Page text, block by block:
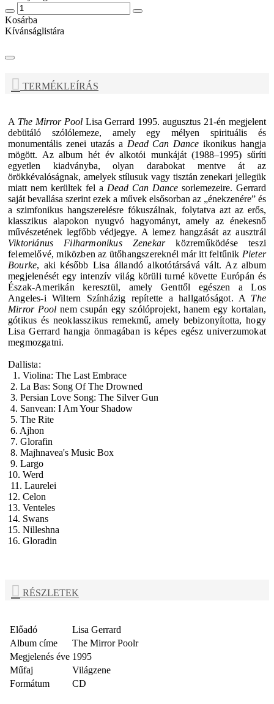
Kosárba
Kívánságlistára
TERMÉKLEÍRÁS
A The Mirror Pool Lisa Gerrard 1995. augusztus 21-én megjelent
debütáló szólólemeze, amely egy mélyen spirituális és
monumentális zenei utazás a Dead Can Dance ikonikus hangja
mögött. Az album hét év alkotói munkáját (1988–1995) sűríti
egyetlen kiadványba, olyan darabokat mentve át az
örökkévalóságnak, amelyek stílusuk vagy tisztán zenekari jellegük
miatt nem kerültek fel a Dead Can Dance sorlemezeire. Gerrard
saját bevallása szerint ezek a művek elsősorban az „énekzenére” és
a szimfonikus hangszerelésre fókuszálnak, folytatva azt az erős,
klasszikus alapokon nyugvó hagyományt, amely az énekesnő
művészetének legfőbb védjegye. A lemez hangzását az ausztrál
Viktoriánus Filharmonikus Zenekarközreműködése teszi
felemelővé, miközben az ütőhangszereknél már itt feltűnik Pieter
Bourke, aki később Lisa állandó alkotótársává vált. Az album
megjelenését egy intenzív világ körüli turné követte Európán és
Észak-Amerikán keresztül, amely Genttől egészen a Los
Angeles-i Wiltern Színházig repítette a hallgatóságot. A The
Mirror Pool nem csupán egy szólóprojekt, hanem egy kortalan,
gótikus és neoklasszikus remekmű, amely bebizonyította, hogy
Lisa Gerrard hangja önmagában is képes egész univerzumokat
megmozgatni.
Dallista:
1. Violina: The Last Embrace
2. La Bas: Song Of The Drowned
3. Persian Love Song: The Silver Gun
4. Sanvean: I Am Your Shadow
5. The Rite
6. Ajhon
7. Glorafin
8. Majhnavea's Music Box
9. Largo
10. Werd
11. Laurelei
12. Celon
13. Venteles
14. Swans
15. Nilleshna
16. Gloradin
RÉSZLETEK
Előadó
Lisa Gerrard
Album címe
The Mirror Poolr
Megjelenés éve 1995
Műfaj
Világzene
Formátum
CD